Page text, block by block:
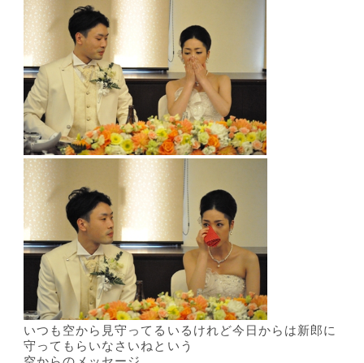
いつも空から見守ってるいるけれど今日からは新郎に
守ってもらいなさいねという